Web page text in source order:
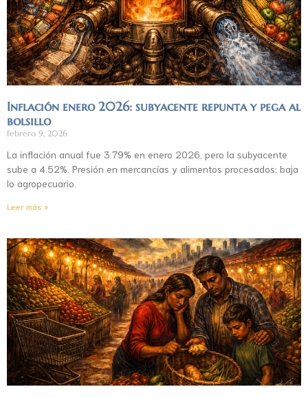
Inflación enero 2026: subyacente repunta y pega al
bolsillo
febrero 9, 2026
La inflación anual fue 3.79% en enero 2026, pero la subyacente
sube a 4.52%. Presión en mercancías y alimentos procesados; baja
lo agropecuario.
Leer más »